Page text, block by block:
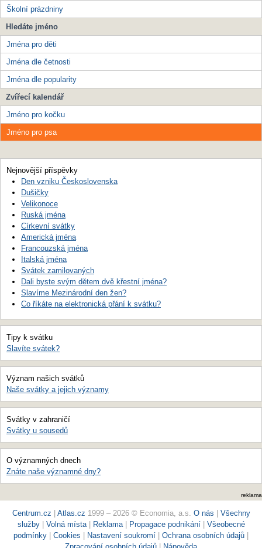
Školní prázdniny
Hledáte jméno
Jména pro děti
Jména dle četnosti
Jména dle popularity
Zvířecí kalendář
Jméno pro kočku
Jméno pro psa
Nejnovější příspěvky
Den vzniku Československa
Dušičky
Velikonoce
Ruská jména
Církevní svátky
Americká jména
Francouzská jména
Italská jména
Svátek zamilovaných
Dali byste svým dětem dvě křestní jména?
Slavíme Mezinárodní den žen?
Co říkáte na elektronická přání k svátku?
Tipy k svátku
Slavíte svátek?
Význam našich svátků
Naše svátky a jejich významy
Svátky v zahraničí
Svátky u sousedů
O významných dnech
Znáte naše významné dny?
reklama
Centrum.cz Atlas.cz 1999 – 2026 © Economia, a.s. O nás
Všechny
služby
Volná místa| Reklama Propagace podnikání| Všeobecné
podmínky
Cookies Nastavení soukromí Ochrana osobních údajů